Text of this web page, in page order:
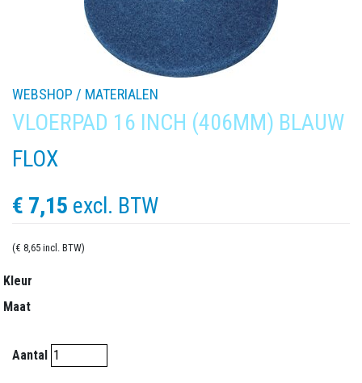
WEBSHOP / MATERIALEN
VLOERPAD 16 INCH (406MM) BLAUW
FLOX
€ 7,15 excl. BTW
(€ 8,65 incl. BTW)
Kleur
Maat
Aantal